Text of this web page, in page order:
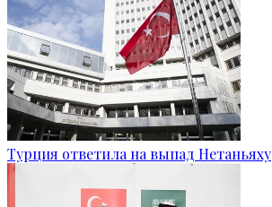
Турция ответила на выпад Нетаньяху